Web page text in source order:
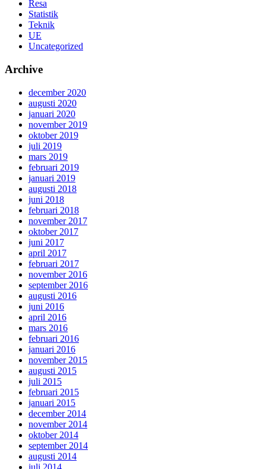
Resa
Statistik
Teknik
UE
Uncategorized
Archive
december 2020
augusti 2020
januari 2020
november 2019
oktober 2019
juli 2019
mars 2019
februari 2019
januari 2019
augusti 2018
juni 2018
februari 2018
november 2017
oktober 2017
juni 2017
april 2017
februari 2017
november 2016
september 2016
augusti 2016
juni 2016
april 2016
mars 2016
februari 2016
januari 2016
november 2015
augusti 2015
juli 2015
februari 2015
januari 2015
december 2014
november 2014
oktober 2014
september 2014
augusti 2014
juli 2014